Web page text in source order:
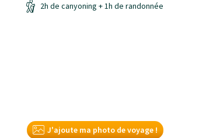
2h de canyoning + 1h de randonnée
J'ajoute ma photo de voyage !